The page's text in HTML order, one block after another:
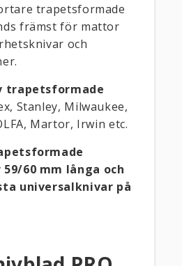
trapetsformade
främst för mattor
och
trapetsformade
Stanley, Milwaukee,
Martor, Irwin etc.
60 mm långa och
universalknivar på